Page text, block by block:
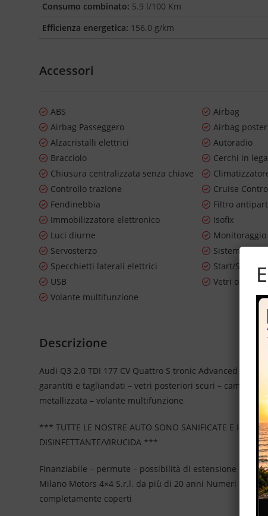
Consumo combinato: 5.9 l/100 Km
Efficienza energetica: 156.0 g/km
Accessori
ABS Airbag
Airbag Passeggero
Airbag
Alzacristalli elettrici
Autoradio
Bracciolo
Cerchi in lega
Chiusura centralizzata senza chiave
Controllo trazione
Cruise
Fendinebbia
Filtro
Immobilizzatore elettronico
Isofix
Luci diurne
Servosterzo
Sistema di
Specchietti laterali elettrici
Start/Stop
USB
Vetri oscurati
Volante multifunzione
Descrizione
Audi Q3 2.0 TDI 177 CV Quattro S tronic Advanced –
garantiti e tagliandati – vetri posteriori scuri – cambio
metallizzata – volante multifunzione
*** TUTTE LE NOSTRE AUTO SONO SANIFICATE E
DISINFETTANTE/VIRUCIDA ***
Finanziabile – permute – possibilità di estensione della
Milano Motors 4×4 S.r.l. da più di 20 anni Numeri Uno
completamente coperti